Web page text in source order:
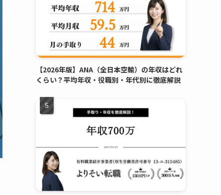
【2026年版】ANA（全日本空輸）の年収はどれ
くらい？平均年収・役職別・年代別に徹底解説